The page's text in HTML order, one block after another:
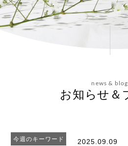
お取扱サロ
お知らせ・ブ
会社概要
お問い合わせ
news & blog
お知らせ＆
今週のキーワード 2025.09.09